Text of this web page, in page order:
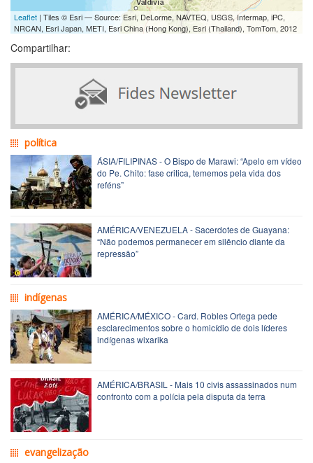
Leaflet | Tiles © Esri — Source: Esri, DeLorme, NAVTEQ, USGS, Intermap, iPC,
NRCAN, Esri Japan, METI, Esri China (Hong Kong), Esri (Thailand), TomTom, 2012
Compartilhar:
política
ÁSIA/FILIPINAS - O Bispo de Marawi: “Apelo em vídeo
do Pe. Chito: fase critica, tememos pela vida dos
reféns”
AMÉRICA/VENEZUELA - Sacerdotes de Guayana:
“Não podemos permanecer em silêncio diante da
repressão”
indígenas
AMÉRICA/MÉXICO - Card. Robles Ortega pede
esclarecimentos sobre o homicídio de dois líderes
indígenas wixarika
AMÉRICA/BRASIL - Mais 10 civis assassinados num
confronto com a polícia pela disputa da terra
evangelização